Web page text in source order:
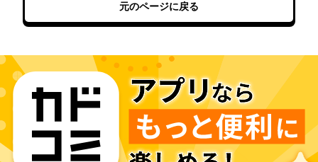
元のページに戻る